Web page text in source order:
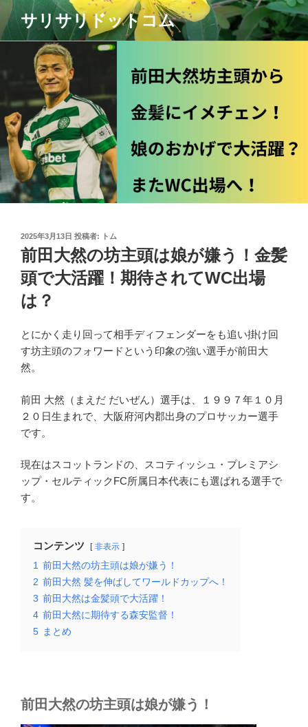
ン
テ
ツ
ス
キ
ッ
プ
サリサリドットコム
投
稿
日:
2025年3月13日 投稿者: トム
前田大然の坊主頭は娘が嫌う！金髪
頭で大活躍！期待されてWC出場
は？
とにかく走り回って相手ディフェンダーをも追い掛け回
す坊主頭のフォワードという印象の強い選手が前田大
然。
前田 大然（まえだ だいぜん）選手は、１９９７年１０月
２０日生まれで、大阪府河内郡出身のプロサッカー選手
です。
現在はスコットランドの、スコティッシュ・プレミアシ
ップ・セルティックFC所属日本代表にも選ばれる選手で
す。
コンテンツ 非表示
1 前田大然の坊主頭は娘が嫌う！
2 前田大然 髪を伸ばしてワールドカップへ！
3 前田大然は金髪頭で大活躍！
4 前田大然に期待する森安監督！
5 まとめ
前田大然の坊主頭は娘が嫌う！